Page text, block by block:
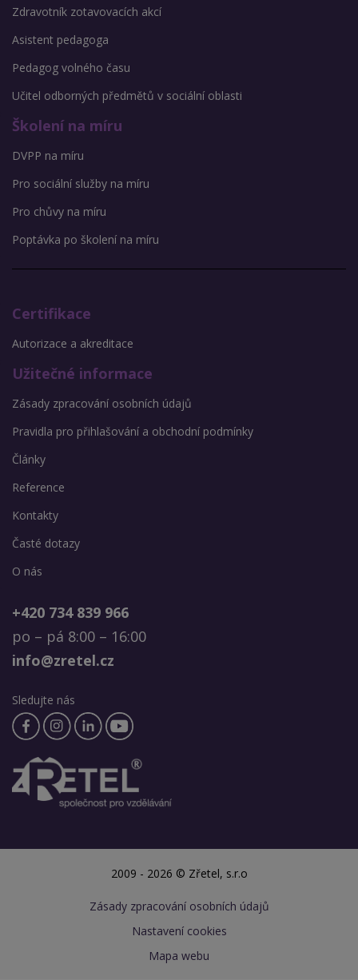
Zdravotník zotavovacích akcí
Asistent pedagoga
Pedagog volného času
Učitel odborných předmětů v sociální oblasti
Školení na míru
DVPP na míru
Pro sociální služby na míru
Pro chůvy na míru
Poptávka po školení na míru
Certifikace
Autorizace a akreditace
Užitečné informace
Zásady zpracování osobních údajů
Pravidla pro přihlašování a obchodní podmínky
Články
Reference
Kontakty
Časté dotazy
O nás
+420 734 839 966
po – pá 8:00 – 16:00
info@zretel.cz
Sledujte nás
2009 - 2026 © Zřetel, s.r.o
Zásady zpracování osobních údajů
Nastavení cookies
Mapa webu